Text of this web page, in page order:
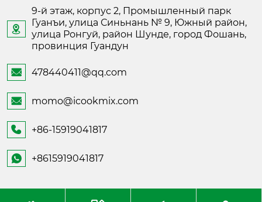

9-й этаж, корпус 2, Промышленный парк
Гуанъи, улица Синьнань № 9, Южный район,
улица Ронгуй, район Шунде, город Фошань,
провинция Гуандун
 478440411@qq.com
 momo@icookmix.com
 +86-15919041817
 +8615919041817